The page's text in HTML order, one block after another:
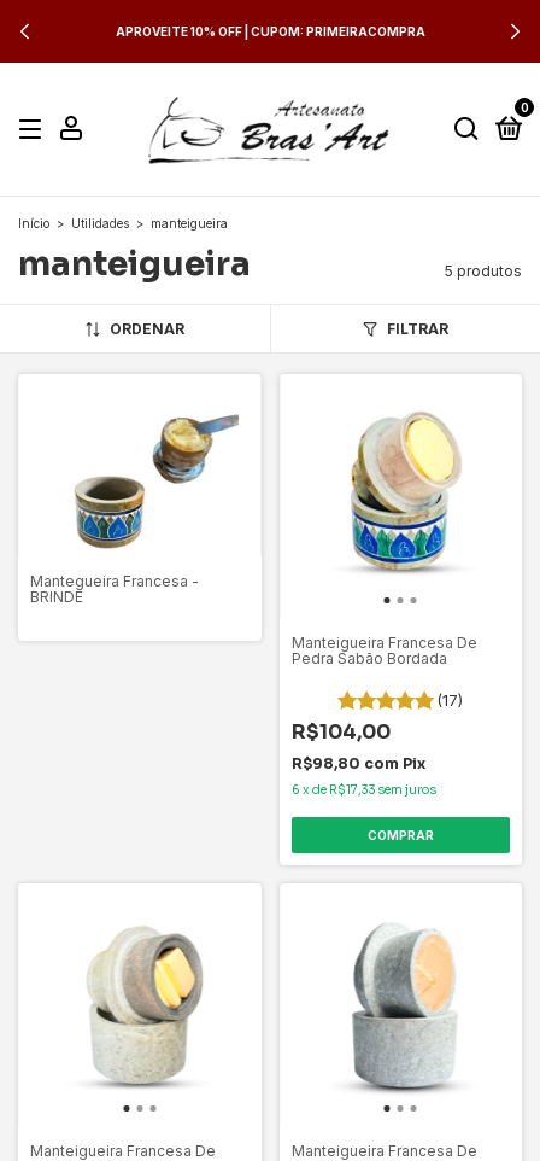
APROVEITE 10% OFF | CUPOM: PRIMEIRACOMPRA
0
Início > Utilidades > manteigueira
manteigueira 5 produtos
ORDENAR FILTRAR
Mantegueira Francesa -
BRINDE
Manteigueira Francesa De
Pedra Sabão Bordada
(17)
R$104,00
R$98,80 com Pix
6 x de R$17,33 sem juros
Manteigueira Francesa De
Manteigueira Francesa De